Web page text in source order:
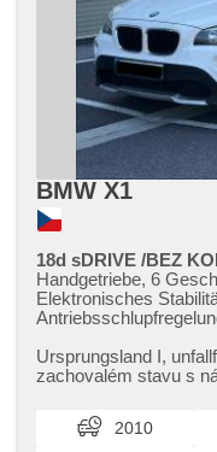
BMW X1
18d sDRIVE /BEZ
Handgetriebe, 6
Elektronisches
Parkassistent,
El. Spiegel, starten
Reifendrucksensor,
Autoradio
Ursprungsland I,​
zachovalém stavu s
2010